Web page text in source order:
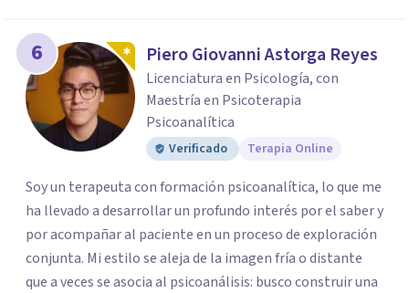
6 Piero Giovanni Astorga Reyes
Licenciatura en Psicología, con
Maestría en Psicoterapia
Psicoanalítica
Verificado Terapia Online
Soy un terapeuta con formación psicoanalítica, lo que me
ha llevado a desarrollar un profundo interés por el saber y
por acompañar al paciente en un proceso de exploración
conjunta. Mi estilo se aleja de la imagen fría o distante
que a veces se asocia al psicoanálisis: busco construir una